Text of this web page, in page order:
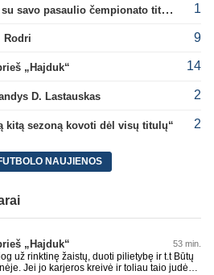
B. Mendy: „Darau ką noriu su savo pasaulio čempionato titulu“ 1
Rodri 9
„Hajduk“ 14
D. Lastauskas 2
kitą sezoną kovoti dėl visų titulų“ 2
NAUJIENOS
„Hajduk“ 53 min.
už rinktinę žaistų, duoti pilietybę ir t.t Būtų
Jei jo karjeros kreivė ir toliau taio judės,